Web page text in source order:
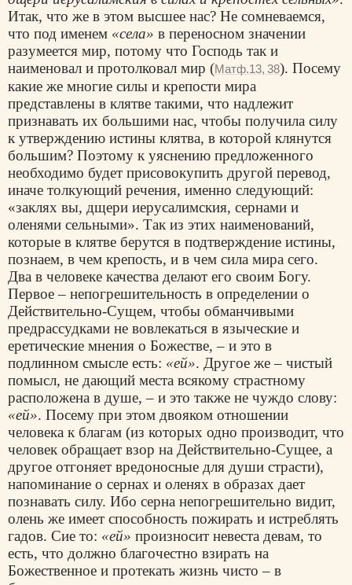
Итак, что же в этом высшее нас? Не сомневаемся,
что под именем «села» в переносном значении
разумеется мир, потому что Господь так и
наименовал и протолковал мир (Матф.13, 38). Посему
какие же многие силы и крепости мира
представлены в клятве такими, что надлежит
признавать их большими нас, чтобы получила силу
к утверждению истины клятва, в которой клянутся
большим? Поэтому к уяснению предложенного
необходимо будет присовокупить другой перевод,
иначе толкующий речения, именно следующий:
«заклях вы, дщери иерусалимския, сернами и
оленями сельными». Так из этих наименований,
которые в клятве берутся в подтверждение истины,
познаем, в чем крепость, и в чем сила мира сего.
Два в человеке качества делают его своим Богу.
Первое – непогрешительность в определении о
Действительно-Сущем, чтобы обманчивыми
предрассудками не вовлекаться в языческие и
еретические мнения о Божестве, – и это в
подлинном смысле есть: «ей». Другое же – чистый
помысл, не дающий места всякому страстному
расположена в душе, – и это также не чуждо слову:
«ей». Посему при этом двояком отношении
человека к благам (из которых одно производит, что
человек обращает взор на Действительно-Сущее, а
другое отгоняет вредоносные для души страсти),
напоминание о сернах и оленях в образах дает
познавать силу. Ибо серна непогрешительно видит,
олень же имеет способность пожирать и истреблять
гадов. Сие то: «ей» произносит невеста девам, то
есть, что должно благочестно взирать на
Божественное и протекать жизнь чисто – в